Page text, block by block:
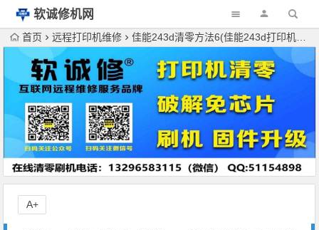
软诚修机网
首页 远程打印机维修 佳能243d清零方法6(佳能243d打印机清零操作详解)
A+